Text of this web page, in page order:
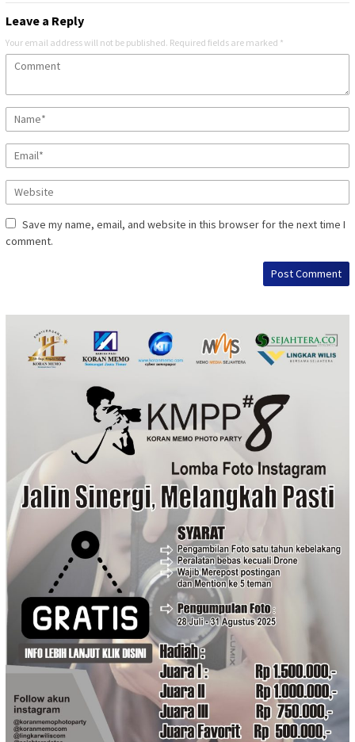
Leave a Reply
Your email address will not be published. Required fields are marked *
Save my name, email, and website in this browser for the next time I
comment.